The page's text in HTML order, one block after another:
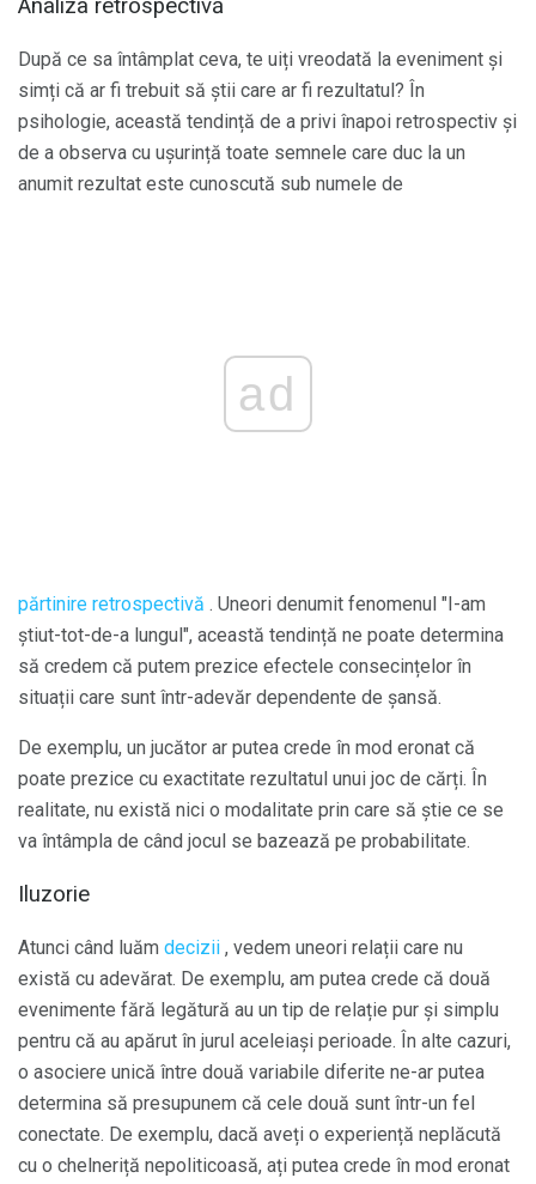
Analiza retrospectivă
După ce sa întâmplat ceva, te uiți vreodată la eveniment și
simți că ar fi trebuit să știi care ar fi rezultatul? În
psihologie, această tendință de a privi înapoi retrospectiv și
de a observa cu ușurință toate semnele care duc la un
anumit rezultat este cunoscută sub numele de
ad
părtinire retrospectivă . Uneori denumit fenomenul "I-am
știut-tot-de-a lungul", această tendință ne poate determina
să credem că putem prezice efectele consecințelor în
situații care sunt într-adevăr dependente de șansă.
De exemplu, un jucător ar putea crede în mod eronat că
poate prezice cu exactitate rezultatul unui joc de cărți. În
realitate, nu există nici o modalitate prin care să știe ce se
va întâmpla de când jocul se bazează pe probabilitate.
Iluzorie
Atunci când luăm decizii , vedem uneori relații care nu
există cu adevărat. De exemplu, am putea crede că două
evenimente fără legătură au un tip de relație pur și simplu
pentru că au apărut în jurul aceleiași perioade. În alte cazuri,
o asociere unică între două variabile diferite ne-ar putea
determina să presupunem că cele două sunt într-un fel
conectate. De exemplu, dacă aveți o experiență neplăcută
cu o chelneriță nepoliticoasă, ați putea crede în mod eronat